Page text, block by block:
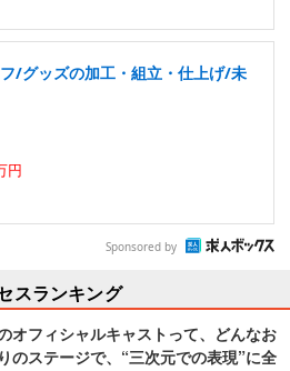
/グッズの加工・組立・仕上げ/未
円
Sponsored by
スランキング
オフィシャルキャストって、どんなお
のステージで、“三次元での表現”に全